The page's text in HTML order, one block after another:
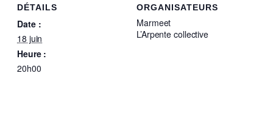
DÉTAILS
Date :
18 juin
Heure :
20h00
ORGANISATEURS
Marmeet
L’Arpente collective